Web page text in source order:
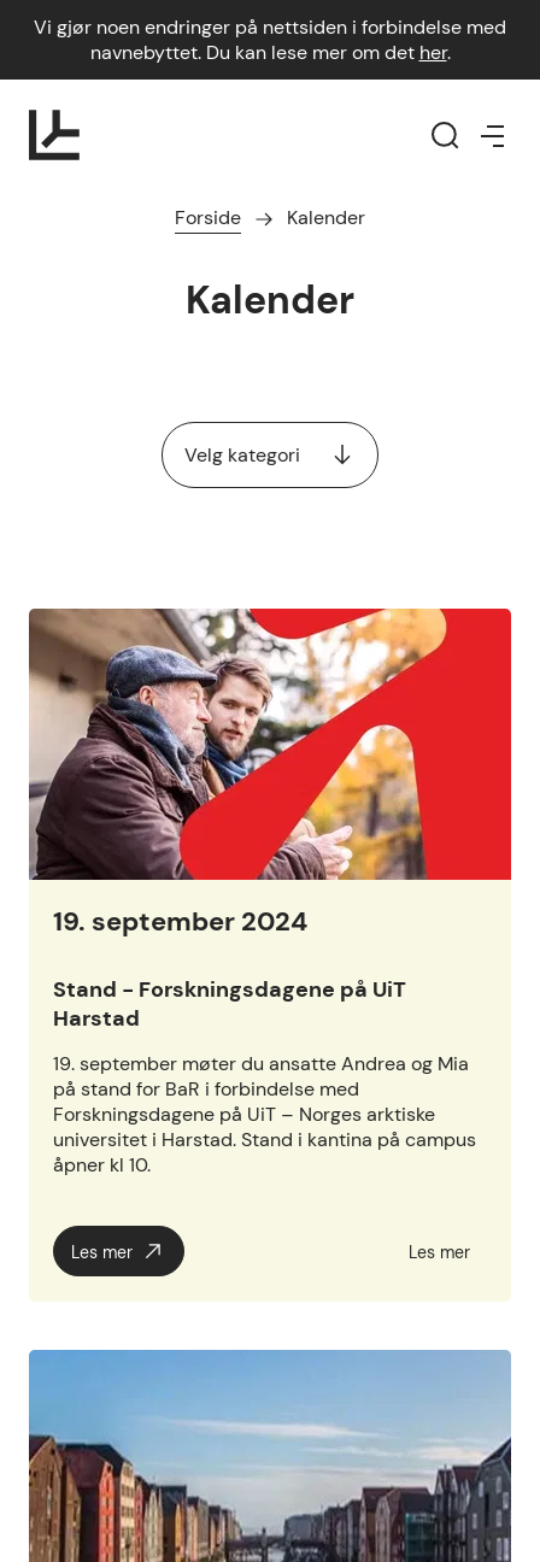
Vi gjør noen endringer på nettsiden i forbindelse med
navnebyttet. Du kan lese mer om det her.
Forside Kalender
Kalender
Velg kategori
Tidligere arrangementer, liste med {count} artikler
19. september 2024
Stand - Forskningsdagene på UiT
Harstad
19. september møter du ansatte Andrea og Mia
på stand for BaR i forbindelse med
Forskningsdagene på UiT – Norges arktiske
universitet i Harstad. Stand i kantina på campus
åpner kl 10.
Les mer Les mer